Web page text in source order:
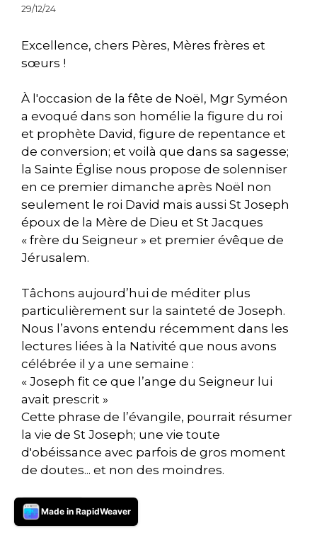
29/12/24
Excellence, chers Pères, Mères frères et
sœurs !
À l'occasion de la fête de Noël, Mgr Syméon
a evoqué dans son homélie la figure du roi
et prophète David, figure de repentance et
de conversion; et voilà que dans sa sagesse;
la Sainte Église nous propose de solenniser
en ce premier dimanche après Noël non
seulement le roi David mais aussi St Joseph
époux de la Mère de Dieu et St Jacques
« frère du Seigneur » et premier évêque de
Jérusalem.
Tâchons aujourd’hui de méditer plus
particulièrement sur la sainteté de Joseph.
Nous l’avons entendu récemment dans les
lectures liées à la Nativité que nous avons
célébrée il y a une semaine :
« Joseph fit ce que l’ange du Seigneur lui
avait prescrit »
Cette phrase de l’évangile, pourrait résumer
la vie de St Joseph; une vie toute
d'obéissance avec parfois de gros moment
de doutes... et non des moindres.
Lire plus
Made in RapidWeaver